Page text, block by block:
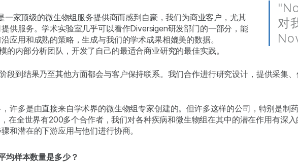
对
一家顶级的微生物组服务提供商而感到自豪，我们为商业客户，尤其
供服务。学术实验室几乎可以看作Diversigen研发部门的一部分，能
应用和成熟的策略，生成与我们的学术成果相媲美的数据。
的内部分析团队，开发了自己的最适合商业研究的最佳实践。
段到结果乃至其他方面都会与客户保持联系。我们合作进行研究设计，提供采集
许多是由直接来自学术界的微生物组专家创建的。但许多这样的公司，特别是制
在全世界有200多个合作者，我们对各种疾病和微生物组在其中的潜在作用有深
和潜在的下游应用与他们进行协商。
均样本数量是多少？